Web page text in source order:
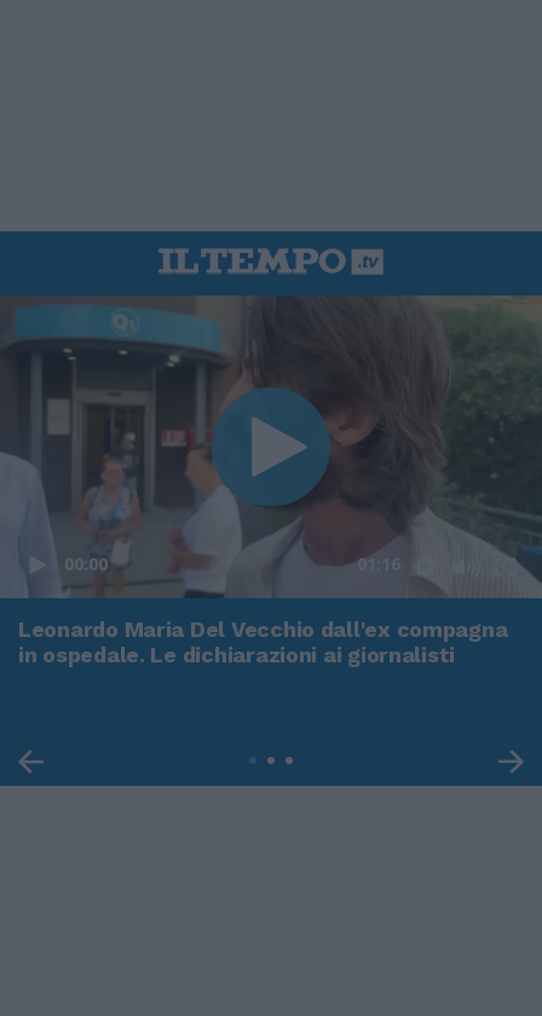
00:00 01:16
Leonardo Maria Del Vecchio dall'ex compagna
in ospedale. Le dichiarazioni ai giornalisti